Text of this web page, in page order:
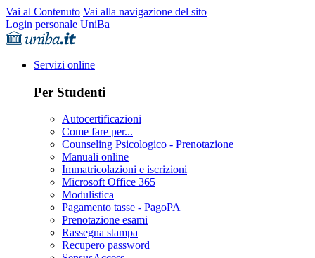
Vai al Contenuto Vai alla navigazione del sito
Login personale UniBa
Servizi online
Per Studenti
Autocertificazioni
Come fare per...
Counseling Psicologico - Prenotazione
Manuali online
Immatricolazioni e iscrizioni
Microsoft Office 365
Modulistica
Pagamento tasse - PagoPA
Prenotazione esami
Rassegna stampa
Recupero password